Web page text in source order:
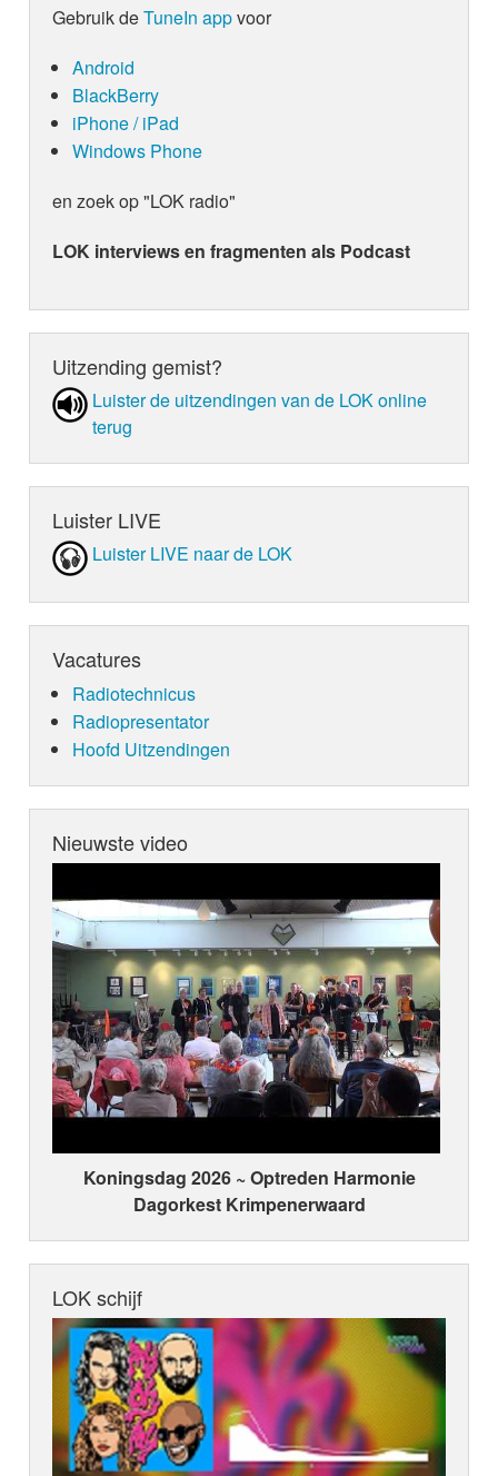
Gebruik deTuneIn appvoor
Android
BlackBerry
iPhone / iPad
Windows Phone
en zoek op "LOK radio"
LOK interviews en fragmenten als Podcast
Uitzending gemist?
Luister de uit­zen­din­gen van de LOK online
terug
Luister LIVE
Luister LIVE naar de LOK
Vacatures
Radiotechnicus
Radiopresentator
Hoofd Uitzendingen
Nieuwste video
Koningsdag 2026 ~ Optreden Harmonie
Dagorkest Krimpenerwaard
LOK schijf